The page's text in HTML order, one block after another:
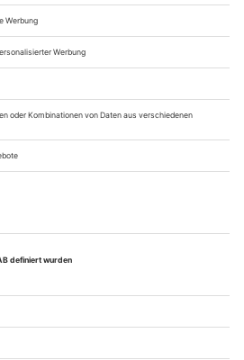
Eigentlich sollte man
gar nicht mehr spielen, meint die
DER KÜNSTE bis 22.1.23,
hinter den Werken
über die Herkunft von
und Dokumenten in den
der Künste: Zu den Exponaten
Philosophen Walter Benjamin, die
Sammlung des Kunst...
Kritikerumfrage Newsletter